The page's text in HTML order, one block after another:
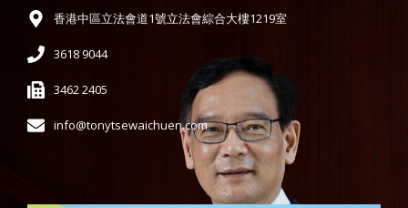
香港中區立法會道1號立法會綜合大樓1219室
3618 9044
3462 2405
info@tonytsewaichuen.com